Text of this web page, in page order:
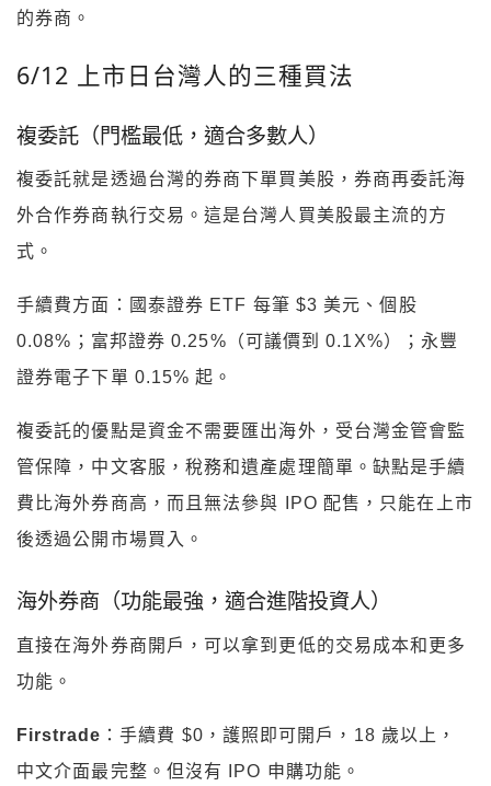
的券商。
6/12 上市日台灣人的三種買法
複委託（門檻最低，適合多數人）
複委託就是透過台灣的券商下單買美股，券商再委託海
外合作券商執行交易。這是台灣人買美股最主流的方
式。
手續費方面：國泰證券 ETF 每筆 $3 美元、個股
0.08%；富邦證券 0.25%（可議價到 0.1X%）；永豐
證券電子下單 0.15% 起。
複委託的優點是資金不需要匯出海外，受台灣金管會監
管保障，中文客服，稅務和遺產處理簡單。缺點是手續
費比海外券商高，而且無法參與 IPO 配售，只能在上市
後透過公開市場買入。
海外券商（功能最強，適合進階投資人）
直接在海外券商開戶，可以拿到更低的交易成本和更多
功能。
Firstrade ：手續費 $0，護照即可開戶，18 歲以上，
中文介面最完整。但沒有 IPO 申購功能。